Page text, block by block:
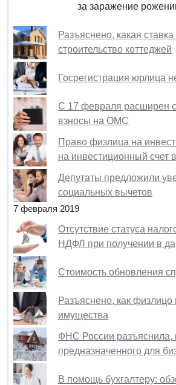
за заражение
Разъяснено, какая
строительство коттеджей
Госрегистрация юрлица
С 17 февраля расширен
взносы на ОМС
Право физлица на
на инвестиционный счет
Депутаты предложили
социальных вычетов
7 февраля 2019
Отсутствие статуса
НДФЛ при получении в
Стоимость обновления
Разъяснено, как
имущества
ФНС России разъяснила,
предназначенного для
В помощь бухгалтеру: